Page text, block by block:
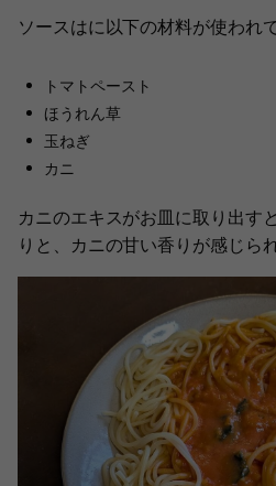
ソースはに以下の材料が使われ
トマトペースト
ほうれん草
玉ねぎ
カニ
カニのエキスがお皿に取り出す
りと、カニの甘い香りが感じら